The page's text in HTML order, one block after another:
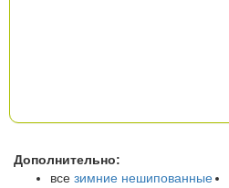
Дополнительно:
все зимние нешипованные